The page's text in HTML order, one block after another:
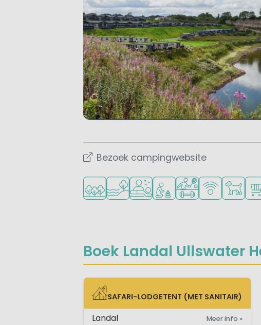
Bezoek campingwebsite
Ligt in een bosrijke omgeving
Ligt bij het water
Wellnessfaciliteiten
Aanbevolen voor jonge
Veel mogelijkheden
WiFi
Boek Landal Ullswater
SAFARI-LODGETENT (MET SANITAIR)
SAFARI-LODGETENT (MET SANITAIR)
Landal Meer info »